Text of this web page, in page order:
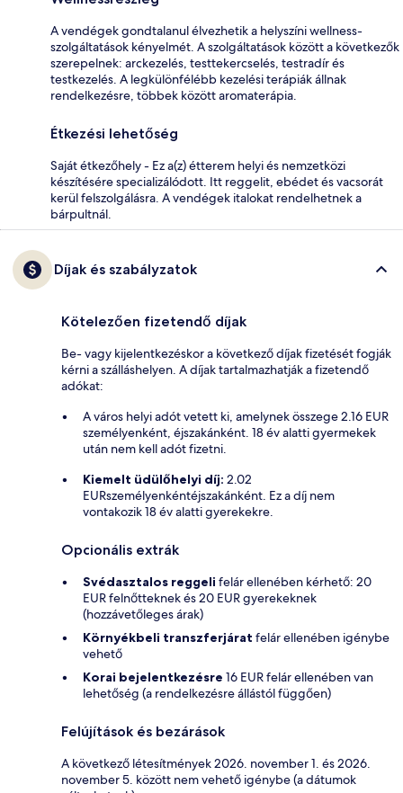
A vendégek gondtalanul élvezhetik a helyszíni wellness-
szolgáltatások kényelmét. A szolgáltatások között a következők
szerepelnek: arckezelés, testtekercselés, testradír és
testkezelés. A legkülönfélébb kezelési terápiák állnak
rendelkezésre, többek között aromaterápia.
Étkezési lehetőség
Saját étkezőhely - Ez a(z) étterem helyi és nemzetközi
készítésére specializálódott. Itt reggelit, ebédet és vacsorát
kerül felszolgálásra. A vendégek italokat rendelhetnek a
bárpultnál.
Díjak és szabályzatok
Kötelezően fizetendő díjak
Be- vagy kijelentkezéskor a következő díjak fizetését fogják
kérni a szálláshelyen. A díjak tartalmazhatják a fizetendő
adókat:
A város helyi adót vetett ki, amelynek összege 2.16 EUR
személyenként, éjszakánként. 18 év alatti gyermekek
után nem kell adót fizetni.
Kiemelt üdülőhelyi díj: 2.02
EURszemélyenkéntéjszakánként. Ez a díj nem
vontakozik 18 év alatti gyerekekre.
Opcionális extrák
Svédasztalos reggeli felár ellenében kérhető: 20
EUR felnőtteknek és 20 EUR gyerekeknek
(hozzávetőleges árak)
Környékbeli transzferjárat felár ellenében igénybe
vehető
Korai bejelentkezésre 16 EUR felár ellenében van
lehetőség (a rendelkezésre állástól függően)
Felújítások és bezárások
A következő létesítmények 2026. november 1. és 2026.
november 5. között nem vehető igénybe (a dátumok